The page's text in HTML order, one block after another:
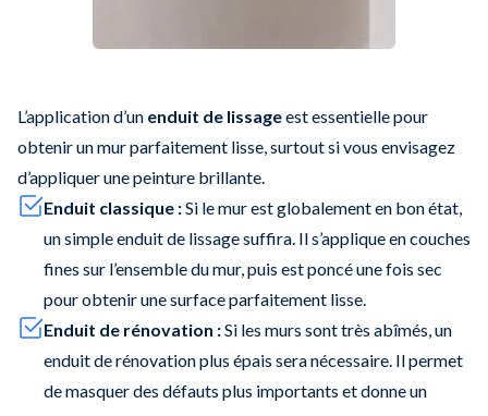
L’application d’un enduit de lissageest essentielle pour
obtenir un mur parfaitement lisse, surtout si vous envisagez
d’appliquer une peinture brillante.
Enduit classique :Si le mur est globalement en bon état,
un simple enduit de lissage suffira. Il s’applique en couches
fines sur l’ensemble du mur, puis est poncé une fois sec
pour obtenir une surface parfaitement lisse.
Enduit de rénovation :Si les murs sont très abîmés, un
enduit de rénovation plus épais sera nécessaire. Il permet
de masquer des défauts plus importants et donne un